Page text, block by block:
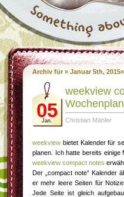
Archiv für » Januar 5th, 2015«
05
Jan.
weekview
Christian Mähler
weekview bietet Kalender für
planen. Ich hatte bereits
weekview compact notes
Der „compact note“ Kalender
er mehr leere Seiten für
Jede Seite ist gleich